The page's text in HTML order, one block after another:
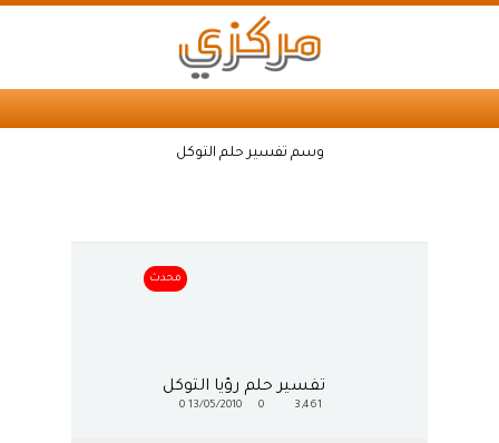
وسم تفسير حلم التوكل
محدث
تفسير حلم رؤيا التوكل
3,461
13/05/2010
0